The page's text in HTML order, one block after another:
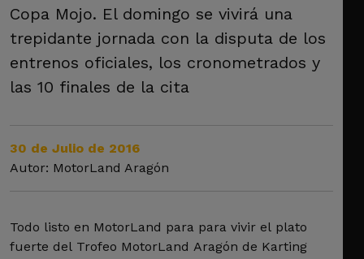
Copa Mojo. El domingo se vivirá una
trepidante jornada con la disputa de los
entrenos oficiales, los cronometrados y
las 10 finales de la cita
30 de Julio de 2016
Autor: MotorLand Aragón
Todo listo en MotorLand para para vivir el plato
fuerte del Trofeo MotorLand Aragón de Karting